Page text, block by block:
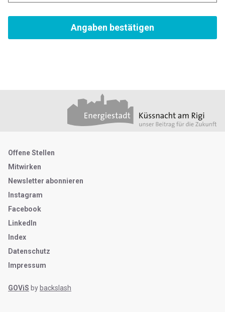
Angaben bestätigen
Metanavigation
Offene Stellen
Mitwirken
Newsletter abonnieren
Instagram
Facebook
LinkedIn
Index
Datenschutz
Impressum
GOViS by backslash